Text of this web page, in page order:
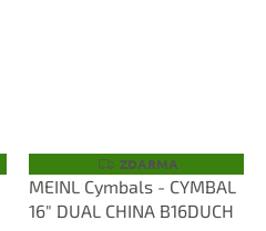
Z
D
A
R
ZDARMA
MEINL Cymbals - CYMBAL
16" DUAL CHINA B16DUCH